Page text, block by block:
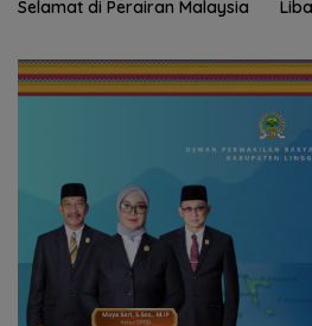
Selamat di Perairan Malaysia